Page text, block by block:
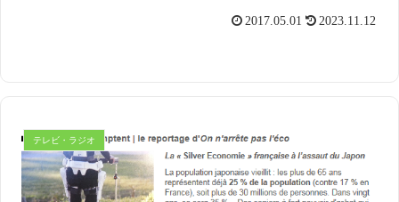
2017.05.01 2023.11.12
テレビ・ラジオ